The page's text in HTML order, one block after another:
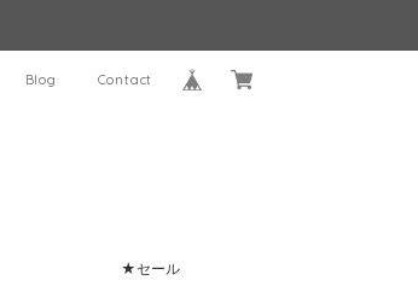
Blog Contact
★セール